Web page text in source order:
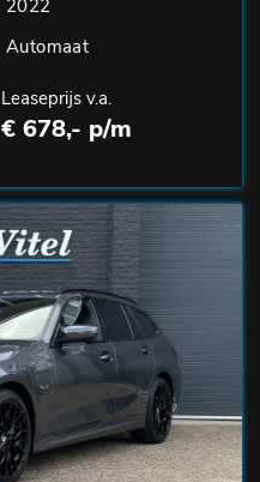
2022
Automaat
Leaseprijs v.a.
€ 678,- p/m